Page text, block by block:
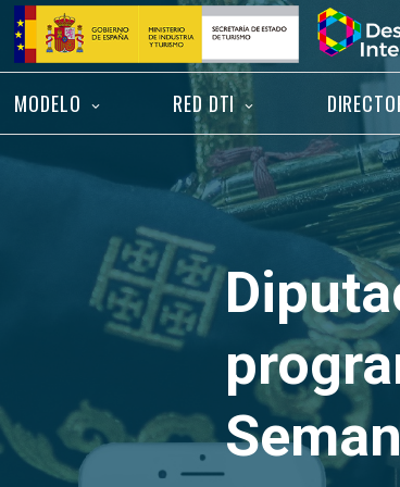
Saltar
contenido
Inicio
MODELO RED DTI